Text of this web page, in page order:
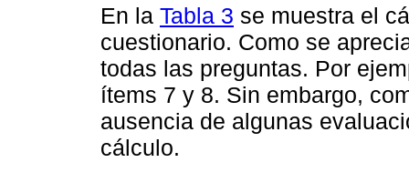
En la Tabla 3 se muestra el
cuestionario. Como se
todas las preguntas. Por
ítems 7 y 8. Sin embargo,
ausencia de algunas
cálculo.